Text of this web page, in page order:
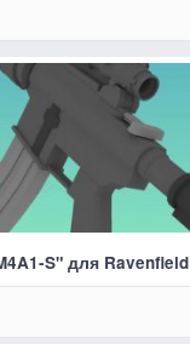
S" для Ravenfield